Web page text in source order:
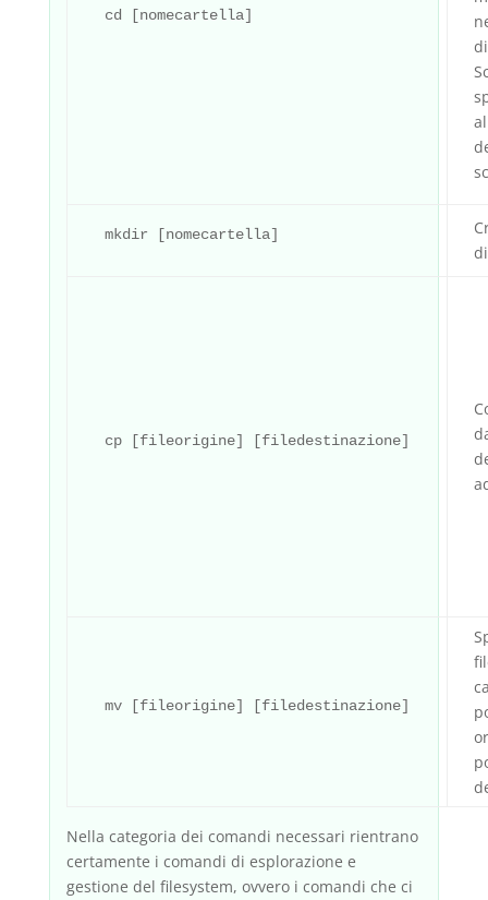
cd [nomecartella]
mkdir [nomecartella]
cp [fileorigine] [filedestinazione]
mv [fileorigine] [filedestinazione]
Nella categoria dei comandi necessari rientrano
certamente i comandi di esplorazione e
gestione del filesystem, ovvero i comandi che ci